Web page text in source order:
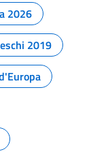
2026
2019